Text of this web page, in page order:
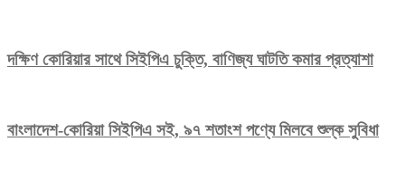
দক্ষিণ কোরিয়ার সাথে সিইপিএ চুক্তি, বাণিজ্য ঘাটতি কমার প্রত্যাশা
বাংলাদেশ-কোরিয়া সিইপিএ সই, ৯৭ শতাংশ পণ্যে মিলবে শুল্ক সুবিধা